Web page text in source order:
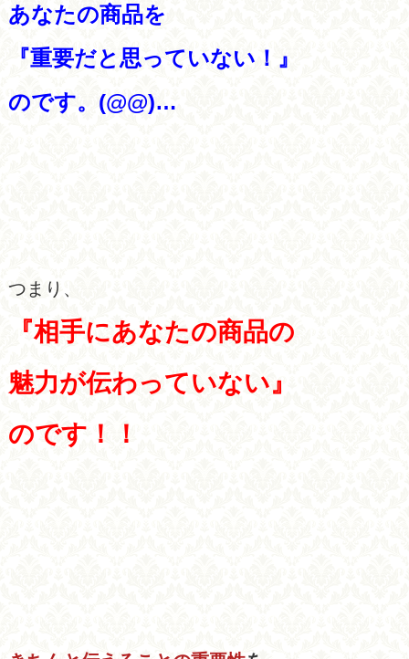
あなたの商品を
『重要だと思っていない！』
のです。(@@)…
つまり、
『相手にあなたの商品の
魅力が伝わっていない』
のです！！